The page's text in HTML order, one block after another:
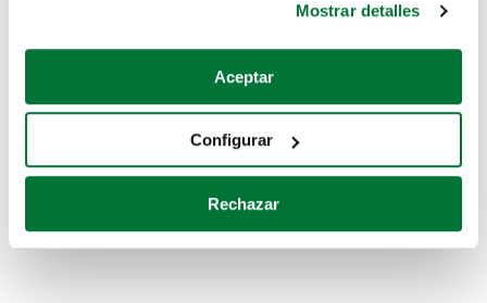
Si lo permite, también quisiéramos:
Recopilar información sobre su ubicación geográfica
Identificar su dispositivo analizándolo activamente
para buscar características específicas (huellas
Obtenga más información sobre cómo se procesan sus
Mostrar detalles
Aceptar
Configurar
Rechazar
Coches de segunda mano
Coches de km0